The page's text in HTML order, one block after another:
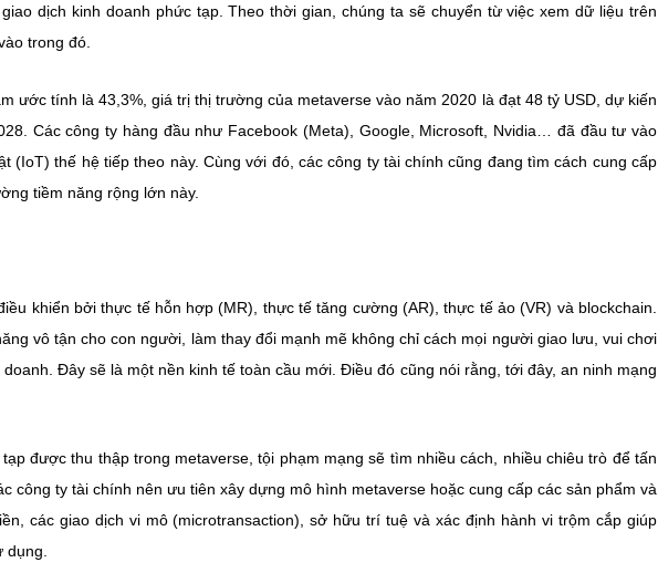
dịch kinh doanh phức tạp. Theo thời gian, chúng ta sẽ chuyển từ việc xem dữ liệu trên
trong đó.
ước tính là 43,3%, giá trị thị trường của metaverse vào năm 2020 là đạt 48 tỷ USD, dự kiến
Các công ty hàng đầu như Facebook (Meta), Google, Microsoft, Nvidia… đã đầu tư vào
(IoT) thế hệ tiếp theo này. Cùng với đó, các công ty tài chính cũng đang tìm cách cung cấp
tiềm năng rộng lớn này.
khiển bởi thực tế hỗn hợp (MR), thực tế tăng cường (AR), thực tế ảo (VR) và blockchain.
vô tận cho con người, làm thay đổi mạnh mẽ không chỉ cách mọi người giao lưu, vui chơi
Đây sẽ là một nền kinh tế toàn cầu mới. Điều đó cũng nói rằng, tới đây, an ninh mạng
được thu thập trong metaverse, tội phạm mạng sẽ tìm nhiều cách, nhiều chiêu trò để tấn
công ty tài chính nên ưu tiên xây dựng mô hình metaverse hoặc cung cấp các sản phẩm và
các giao dịch vi mô (microtransaction), sở hữu trí tuệ và xác định hành vi trộm cắp giúp
dụng.